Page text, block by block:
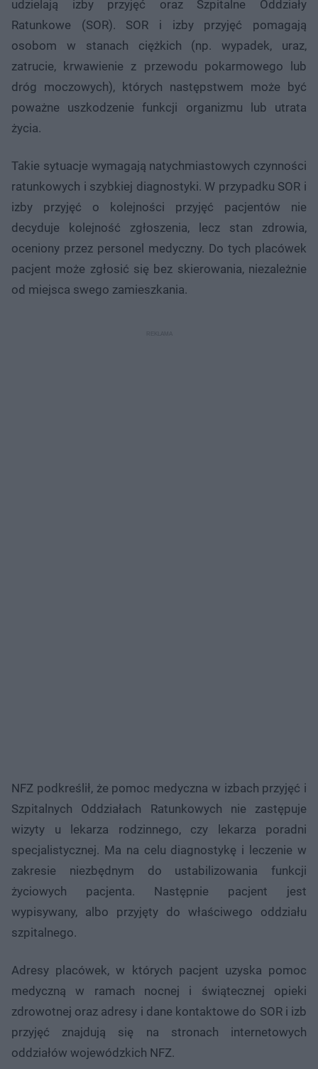
udzielają izby przyjęć oraz Szpitalne Oddziały
Ratunkowe (SOR). SOR i izby przyjęć pomagają
osobom w stanach ciężkich (np. wypadek, uraz,
zatrucie, krwawienie z przewodu pokarmowego lub
dróg moczowych), których następstwem może być
poważne uszkodzenie funkcji organizmu lub utrata
życia.
Takie sytuacje wymagają natychmiastowych czynności
ratunkowych i szybkiej diagnostyki. W przypadku SOR i
izby przyjęć o kolejności przyjęć pacjentów nie
decyduje kolejność zgłoszenia, lecz stan zdrowia,
oceniony przez personel medyczny. Do tych placówek
pacjent może zgłosić się bez skierowania, niezależnie
od miejsca swego zamieszkania.
NFZ podkreślił, że pomoc medyczna w izbach przyjęć i
Szpitalnych Oddziałach Ratunkowych nie zastępuje
wizyty u lekarza rodzinnego, czy lekarza poradni
specjalistycznej. Ma na celu diagnostykę i leczenie w
zakresie niezbędnym do ustabilizowania funkcji
życiowych pacjenta. Następnie pacjent jest
wypisywany, albo przyjęty do właściwego oddziału
szpitalnego.
Adresy placówek, w których pacjent uzyska pomoc
medyczną w ramach nocnej i świątecznej opieki
zdrowotnej oraz adresy i dane kontaktowe do SOR i izb
przyjęć znajdują się na stronach internetowych
oddziałów wojewódzkich NFZ.